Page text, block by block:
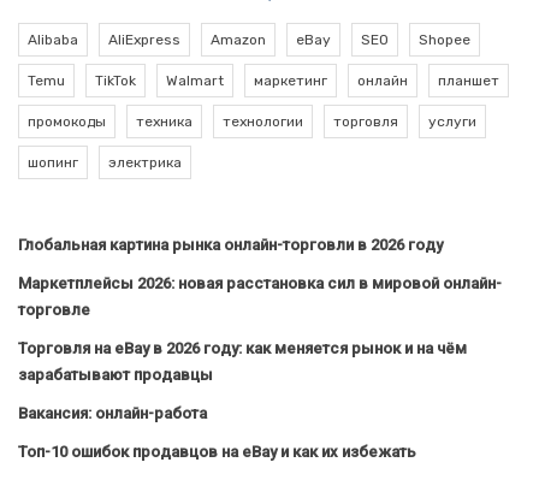
Alibaba AliExpress Amazon eBay SEO Shopee
Temu TikTok Walmart маркетинг онлайн планшет
промокоды техника технологии торговля услуги
шопинг электрика
Глобальная картина рынка онлайн-торговли в 2026 году
Маркетплейсы 2026: новая расстановка сил в мировой онлайн-
торговле
Торговля на eBay в 2026 году: как меняется рынок и на чём
зарабатывают продавцы
Вакансия: онлайн-работа
Топ-10 ошибок продавцов на eBay и как их избежать